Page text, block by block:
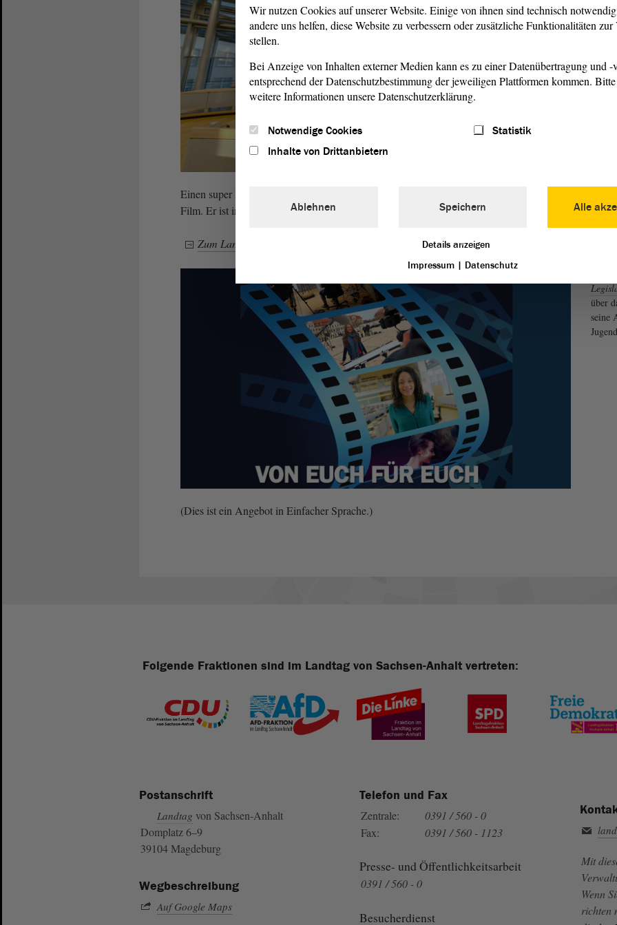
Einen super Einstieg in die Arbeit des Landtags bekommen Sie mit unserem Landtags-
Film. Er ist in kurzen Episoden eingeteilt und erklärt alles, was Sie wissen müssen.
Zum Landtags-Film
über
seine
(Dies ist ein Angebot in Einfacher Sprache.)
Folgende Fraktionen sind im Landtag von Sachsen-Anhalt vertreten:
Postanschrift
Landtag von Sachsen-Anhalt
Domplatz 6–9
39104 Magdeburg
Wegbeschreibung
Auf Google Maps
Telefon und Fax
Zentrale:
0391 / 560 - 0
Fax:
0391 / 560 - 1123
Presse- und Öffentlichkeitsarbeit
0391 / 560 - 0
Besucherdienst
Mit
Wenn
richten
Wir nutzen Cookies auf unserer Website. Einige von ihnen sind technisch
andere uns helfen, diese Website zu verbessern oder zusätzliche Funktionalitäten
stellen.
Bei Anzeige von Inhalten externer Medien kann es zu einer Datenübertragung und -
entsprechend der Datenschutzbestimmung der jeweiligen Plattformen kommen.
weitere Informationen unsere Datenschutzerklärung.
Notwendige Cookies
Statistik
Inhalte von Drittanbietern
Alle
Ablehnen Speichern
Details anzeigen
Impressum | Datenschutz